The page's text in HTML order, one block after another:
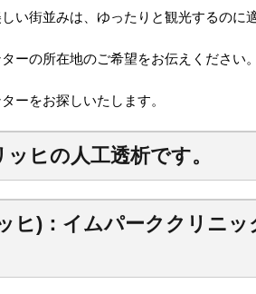
い街並みは、ゆったりと観光するのに
ーの所在地のご希望をお伝えください。
ーをお探しいたします。
ヒの人工透析です。
ヒ)：イムパーククリニ